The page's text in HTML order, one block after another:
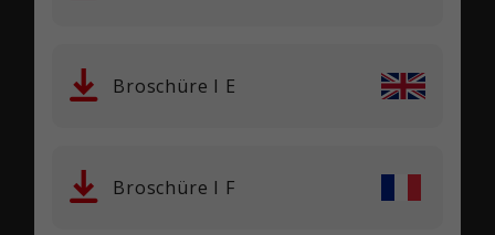
Broschüre I E
Broschüre I F